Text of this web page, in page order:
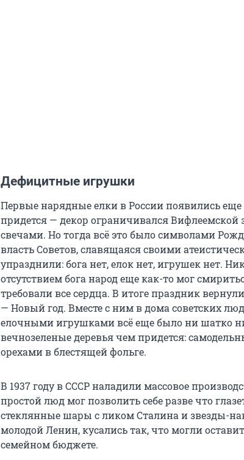
Дефицитные игрушки
Первые нарядные елки в России появились
придется — декор ограничивался Вифлеемской
свечами. Но тогда всё это было символами
власть Советов, славящаяся своими
упразднили: бога нет, елок нет, игрушек нет.
отсутствием бога народ еще как-то мог
требовали все сердца. В итоге праздник
— Новый год. Вместе с ним в дома советских
елочными игрушками всё еще было ни шатко
вечнозеленые деревья чем придется:
орехами в блестящей фольге.
В 1937 году в СССР наладили массовое
простой люд мог позволить себе разве что
стеклянные шары с ликом Сталина и звезды-
молодой Ленин, кусались так, что могли
семейном бюджете.